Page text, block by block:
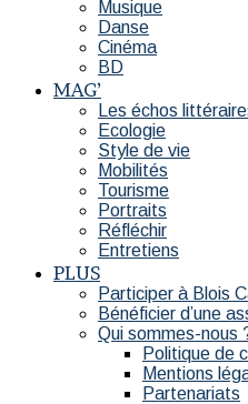
Musique
Danse
Cinéma
BD
MAG’
Les échos
Ecologie
Style de vie
Mobilités
Tourisme
Portraits
Réfléchir
Entretiens
PLUS
Participer à Blois
Bénéficier d’une
Qui sommes-nous
Politique de
Mentions
Partenariats